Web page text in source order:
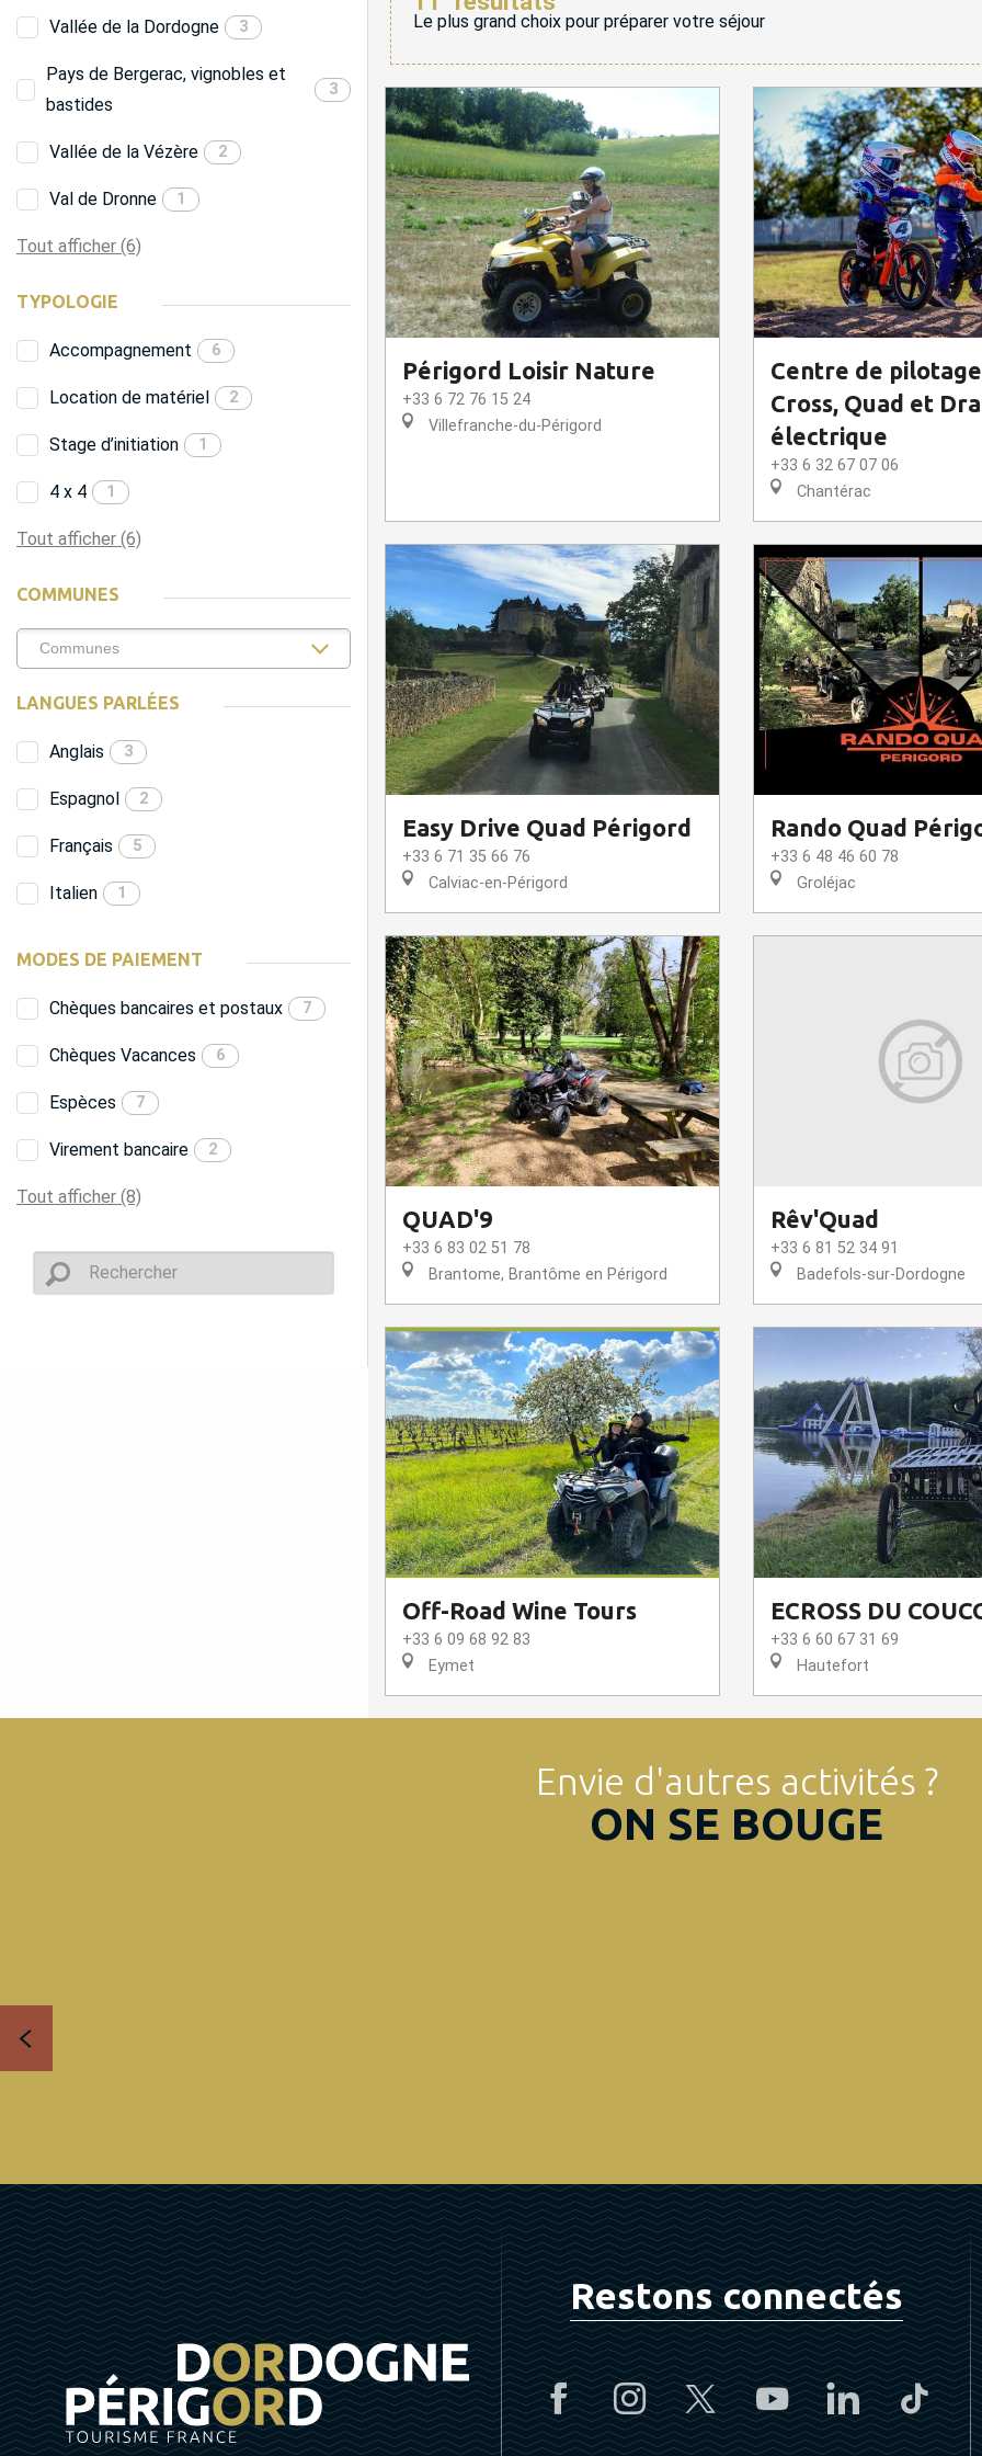
Vallée de la Dordogne 3
Pays de Bergerac, vignobles et
bastides
3
Vallée de la Vézère 2
Val de Dronne 1
Tout afficher (6)
TYPOLOGIE
Accompagnement 6
Location de matériel 2
Stage d’initiation 1
4 x 4 1
Tout afficher (6)
COMMUNES
LANGUES PARLÉES
Anglais 3
Espagnol 2
Français 5
Italien 1
MODES DE PAIEMENT
Chèques bancaires et postaux 7
Chèques Vacances 6
Espèces 7
Virement bancaire 2
Tout afficher (8)
Le plus grand choix pour préparer votre séjour
Périgord Loisir Nature
+33 6 72 76 15 24
Villefranche-du-Périgord
Centre de
Cross, Quad et
électrique
+33 6 32 67 07 06
Chantérac
Easy Drive Quad Périgord
+33 6 71 35 66 76
Calviac-en-Périgord
Rando Quad
+33 6 48 46 60 78
Groléjac
QUAD'9
+33 6 83 02 51 78
Brantome, Brantôme en Périgord
Rêv'Quad
+33 6 81 52 34 91
Badefols-sur-Dordogne
Off-Road Wine Tours
+33 6 09 68 92 83
Eymet
ECROSS DU
+33 6 60 67 31 69
Hautefort
Envie d'autres activités ?
ON SE BOUGE
Restons connectés